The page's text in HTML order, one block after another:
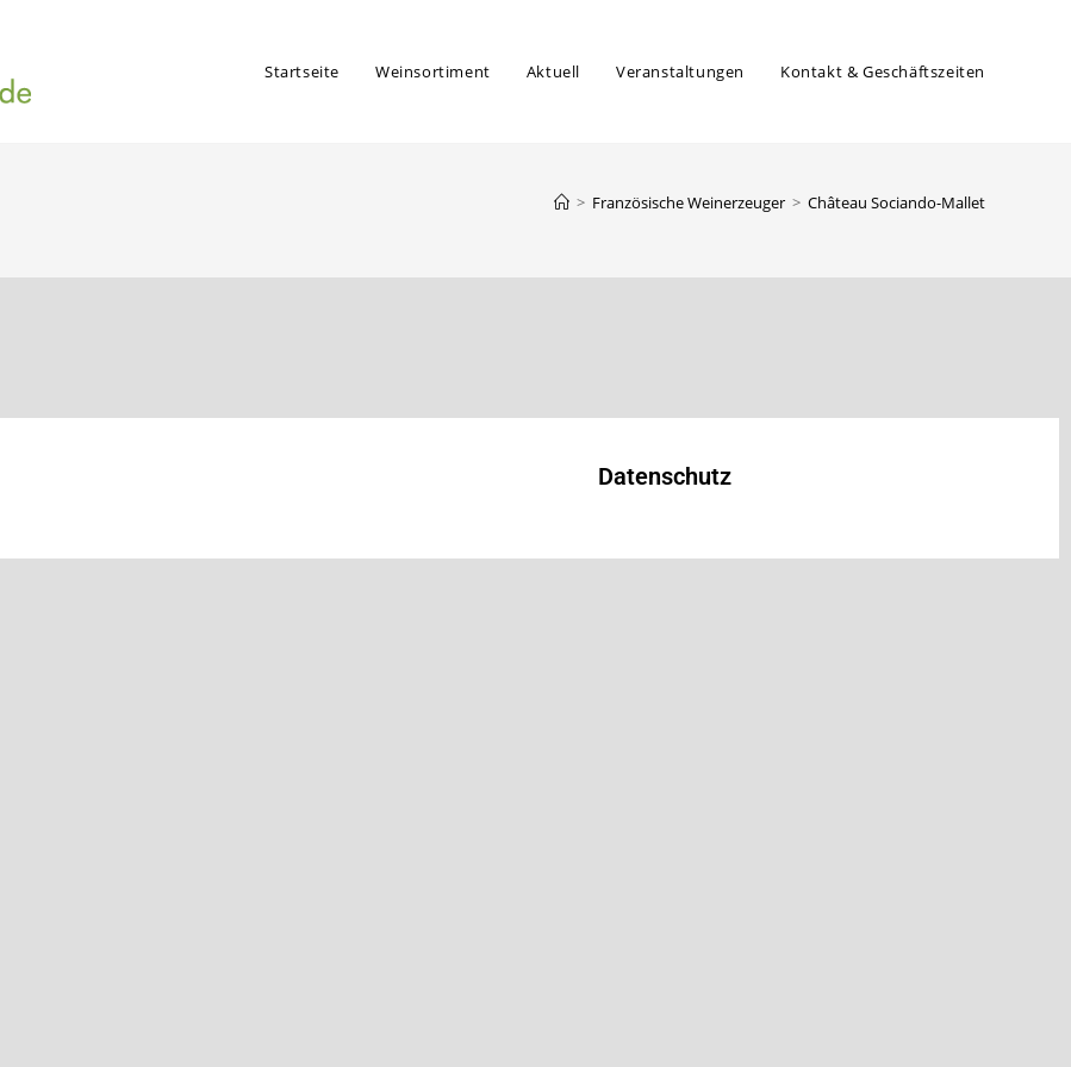
Startseite Weinsortiment Aktuell Veranstaltungen Kontakt & Geschäftszeiten
> Französische Weinerzeuger > Château Sociando-Mallet
Datenschutz